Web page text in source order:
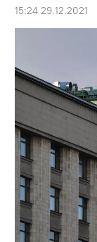
15:24 29.12.2021